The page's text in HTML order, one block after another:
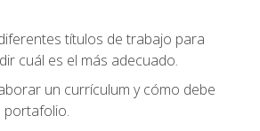
títulos de trabajo para
cuál es el más adecuado.
un currículum y cómo debe
portafolio.